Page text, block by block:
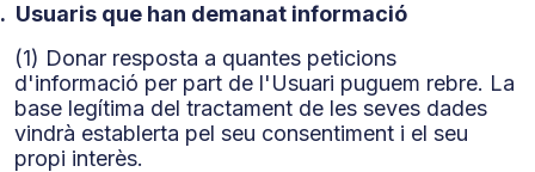
Usuaris que han demanat informació
(1) Donar resposta a quantes peticions
d'informació per part de l'Usuari puguem rebre. La
base legítima del tractament de les seves dades
vindrà establerta pel seu consentiment i el seu
propi interès.